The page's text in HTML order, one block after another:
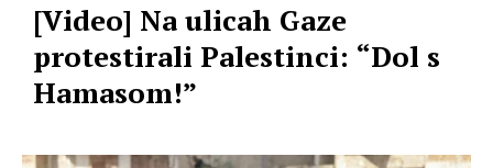
[Video] Na ulicah Gaze
protestirali Palestinci: “Dol s
Hamasom!”